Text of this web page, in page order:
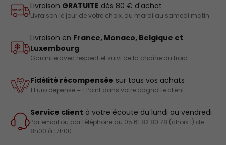
Livraison GRATUITE dès 80 € d'achat
Livraison le jour de votre choix, du mardi au samedi matin
Livraison en France, Monaco, Belgique et
Luxembourg
Garantie avec respect et suivi de la chaîne du froid
Fidélité récompensée sur tous vos achats
1 Euro dépensé = 1 Point dans votre cagnotte client
Service client à votre écoute du lundi au vendredi
Par email ou par téléphone au 05 61 82 80 78 (choix 1) de
8h00 à 17h00